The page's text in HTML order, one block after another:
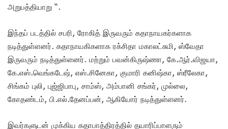
அறுபத்தியாறு “.
இந்தப் படத்தில் சபரி, ரோகித் இருவரும் கதாநாயகர்களாக
நடித்துள்ளனர். கதாநாயகிகளாக ரக்சிதா மகாலட்சுமி, ஸ்வேதா
இருவரும் நடித்துள்ளனர். மற்றும் பவன்கிருஷ்ணா, கே.ஆர்.விஜயா,
கே.எஸ்.வெங்கடேஷ், எஸ்.சினேகா, குமாரி கனிஷ்கா, ஸ்ரீலேகா,
சிங்கம் புலி, புஜ்ஜிபாபு, சாம்ஸ், அம்பானி சங்கர், முல்லை,
கோதண்டம், பி.எல்.தேனப்பன், ஆகியோர் நடித்துள்ளனர்.
இவர்களுடன் முக்கிய கதாபாத்திரத்தில் தயாரிப்பாளரும்